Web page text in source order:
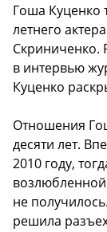
Гоша Куценко
летнего
Скриниченко.
в интервью
Куценко
Отношения
десяти лет.
2010 году,
не
решила